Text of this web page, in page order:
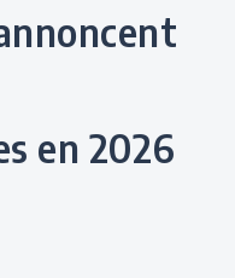
en 2026